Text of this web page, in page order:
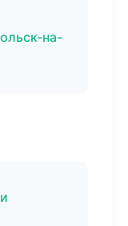
на-